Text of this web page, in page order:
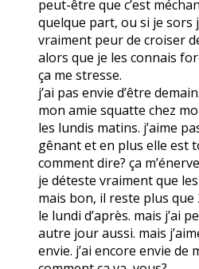
peut-être que c’est
quelque part, ou si je sors
vraiment peur de croiser
alors que je les connais
ça me stresse.
j’ai pas envie d’être demain.
mon amie squatte chez
les lundis matins. j’aime
gênant et en plus elle est
comment dire? ça
je déteste vraiment que
mais bon, il reste plus
le lundi d’après. mais j’ai
autre jour aussi. mais
envie. j’ai encore envie de